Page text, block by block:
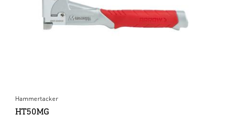
Hammertacker
HT50MG